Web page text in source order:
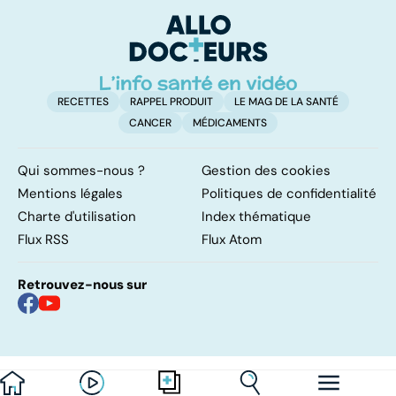
RECETTES RAPPEL PRODUIT
LE MAG DE LA SANTÉ
CANCER
MÉDICAMENTS
Qui sommes-nous ?
Gestion des cookies
Mentions légales
Politiques de confidentialité
Charte d'utilisation
Index thématique
Flux RSS
Flux Atom
Retrouvez-nous sur